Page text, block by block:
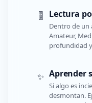
🎚️ Lectura
Dentro de un
Amateur,
profundidad
✨ Aprender
Si algo es
desmontan.